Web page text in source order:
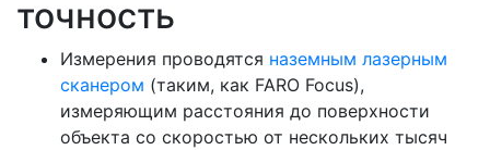
точность
Измерения проводятся наземным лазерным
сканером (таким, как FARO Focus),
измеряющим расстояния до поверхности
объекта со скоростью от нескольких тысяч